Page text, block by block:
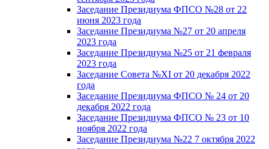
Заседание Президиума ФПСО №28 от 22
июня 2023 года
Заседание Президиума №27 от 20 апреля
2023 года
Заседание Президиума №25 от 21 февраля
2023 года
Заседание Совета №XI от 20 декабря 2022
года
Заседание Президиума ФПСО № 24 от 20
декабря 2022 года
Заседание Президиума ФПСО № 23 от 10
ноября 2022 года
Заседание Президиума №22 7 октября 2022